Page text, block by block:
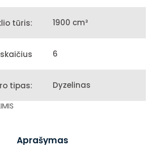
tūris: 1900 cm³
6
tipas: Dyzelinas
Aprašymas